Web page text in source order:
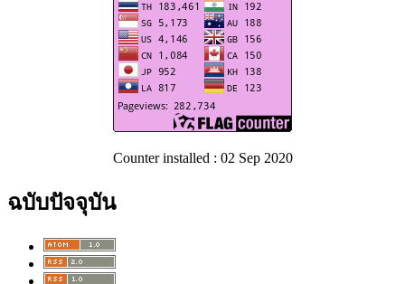
Counter installed : 02 Sep 2020
ฉบับปัจจุบัน